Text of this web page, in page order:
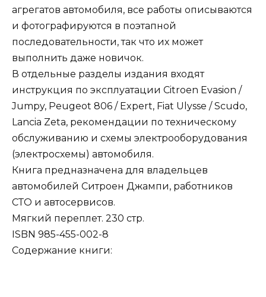
агрегатов автомобиля, все работы описываются
и фотографируются в поэтапной
последовательности, так что их может
выполнить даже новичок.
В отдельные разделы издания входят
инструкция по эксплуатации Citroen Evasion /
Jumpy, Peugeot 806 / Expert, Fiat Ulysse / Scudo,
Lancia Zeta, рекомендации по техническому
обслуживанию и схемы электрооборудования
(электросхемы) автомобиля.
Книга предназначена для владельцев
автомобилей Ситроен Джампи, работников
СТО и автосервисов.
Мягкий переплет. 230 стр.
ISBN 985-455-002-8
Содержание книги: